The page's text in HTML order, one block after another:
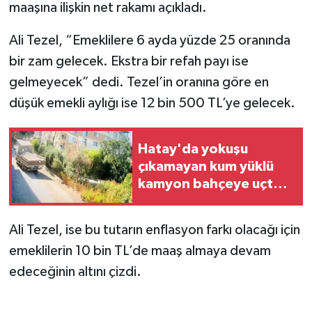
maaşına ilişkin net rakamı açıkladı.
Ali Tezel, “Emeklilere 6 ayda yüzde 25 oranında
bir zam gelecek. Ekstra bir refah payı ise
gelmeyecek” dedi. Tezel’in oranına göre en
düşük emekli aylığı ise 12 bin 500 TL’ye gelecek.
Hatay'da yokuşu
çıkamayan kum yüklü
kamyon bahçeye uçtu,
Ali Tezel, ise bu tutarın enflasyon farkı olacağı için
emeklilerin 10 bin TL’de maaş almaya devam
edeceğinin altını çizdi.